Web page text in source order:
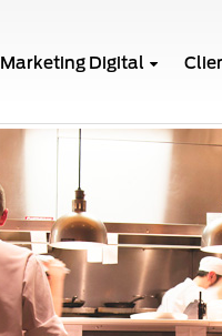
Marketing Digital